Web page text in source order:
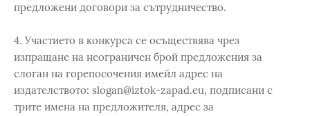
предложени договори за сътрудничество.
4. Участието в конкурса се осъществява чрез
изпращане на неограничен брой предложения за
слоган на горепосочения имейл адрес на
издателството: slogan@iztok-zapad.eu, подписани с
трите имена на предложителя, адрес за